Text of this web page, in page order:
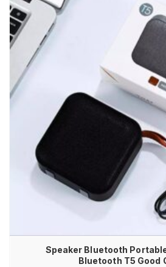
Speaker Bluetooth
Bluetooth T5 Good